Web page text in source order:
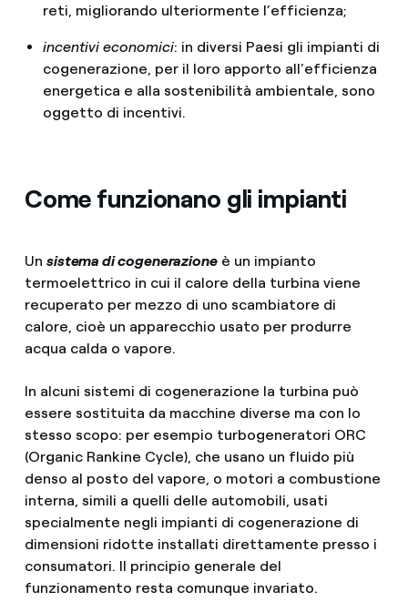
reti, migliorando ulteriormente l’efficienza;
incentivi economici: in diversi Paesi gli impianti di
cogenerazione, per il loro apporto all’efficienza
energetica e alla sostenibilità ambientale, sono
oggetto di incentivi.
Come funzionano gli impianti
Un sistema di cogenerazioneè un impianto
termoelettrico in cui il calore della turbina viene
recuperato per mezzo di uno scambiatore di
calore, cioè un apparecchio usato per produrre
acqua calda o vapore.
In alcuni sistemi di cogenerazione la turbina può
essere sostituita da macchine diverse ma con lo
stesso scopo: per esempio turbogeneratori ORC
(Organic Rankine Cycle), che usano un fluido più
denso al posto del vapore, o motori a combustione
interna, simili a quelli delle automobili, usati
specialmente negli impianti di cogenerazione di
dimensioni ridotte installati direttamente presso i
consumatori. Il principio generale del
funzionamento resta comunque invariato.